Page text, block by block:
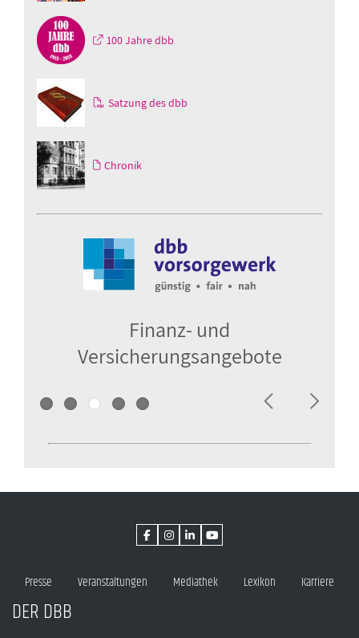
100 Jahre dbb
Satzung des dbb
Chronik
Dienstleistungen
Einkaufs- und Erlebnisangebote
Finanz- und
Versicherungsangebote
Fachliteratur
Fort- und Weiterbildung
Presse Veranstaltungen Mediathek Lexikon Karriere
DER DBB